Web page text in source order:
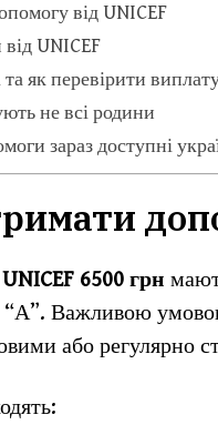
від UNICEF
UNICEF
як перевірити
не всі родини
зараз доступні
6500 грн
“А”. Важливою
або регулярно